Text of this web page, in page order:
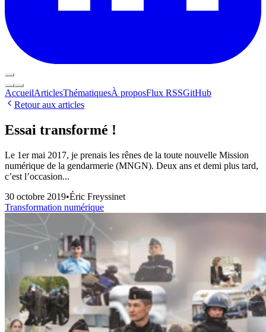
AccueilArticlesThématiquesÀ proposFlux RSSGitHub
Retour aux articles
Essai transformé !
Le 1er mai 2017, je prenais les rênes de la toute nouvelle Mission
numérique de la gendarmerie (MNGN). Deux ans et demi plus tard,
c’est l’occasion...
30 octobre 2019•Éric Freyssinet
Transformation numérique